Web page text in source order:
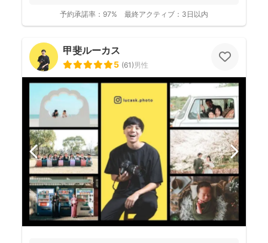
予約承諾率： 97% 最終アクティブ： 3日以内
甲斐ルーカス
5 (61)男性